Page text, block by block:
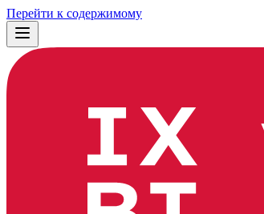
Перейти к содержимому